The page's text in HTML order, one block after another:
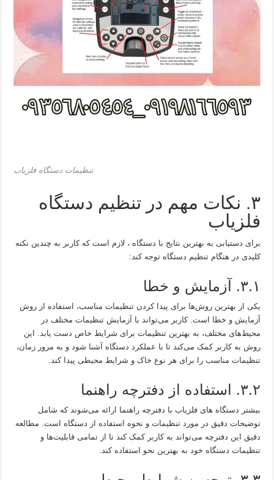
تنظیمات دستگاه فلزیاب
۳. نکات مهم در تنظیم دستگاه
فلزیاب
برای دستیابی به بهترین نتایج با دستگاه ، لازم است که کاربر به چندین نکته
کلیدی در هنگام تنظیم دستگاه توجه کند:
۳.۱. آزمایش و خطا
یکی از بهترین روش‌ها برای پیدا کردن تنظیمات مناسب، استفاده از روش
آزمایش و خطا است. کاربر می‌تواند با آزمایش تنظیمات مختلف در
محیط‌های مختلف، به بهترین تنظیمات برای شرایط خاص دست یابد. این
روش به کاربر کمک می‌کند تا با عملکرد دستگاه آشنا شود و به مرور زمان،
تنظیمات مناسب را برای هر نوع خاک و شرایط محیطی پیدا کند.
۳.۲. استفاده از دفترچه راهنما
بیشتر دستگاه‌ های فلزیاب با دفترچه راهنما ارائه می‌شوند که شامل
توضیحات دقیق در مورد تنظیمات و نحوه استفاده از دستگاه است. مطالعه
دقیق این دفترچه می‌تواند به کاربر کمک کند تا از تمامی قابلیت‌ها و
تنظیمات دستگاه خود به بهترین نحو استفاده کند.